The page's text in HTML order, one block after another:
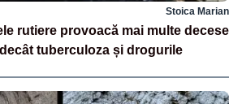
Stoica Marian
rutiere provoacă mai multe decese
tuberculoza și drogurile